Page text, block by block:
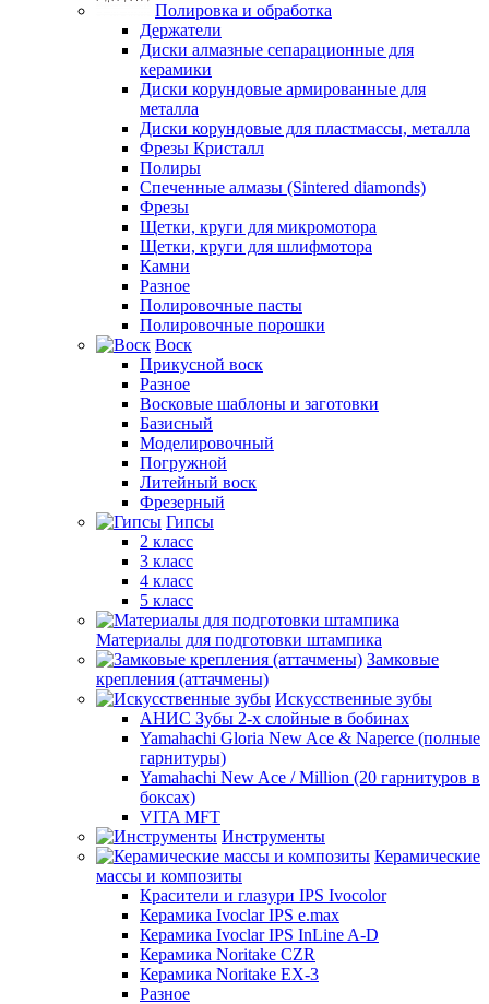
Полировка и обработка
Держатели
Диски алмазные сепарационные для
керамики
Диски корундовые армированные для
металла
Диски корундовые для пластмассы, металла
Фрезы Кристалл
Полиры
Спеченные алмазы (Sintered diamonds)
Фрезы
Щетки, круги для микромотора
Щетки, круги для шлифмотора
Камни
Разное
Полировочные пасты
Полировочные порошки
Воск
Прикусной воск
Разное
Восковые шаблоны и заготовки
Базисный
Моделировочный
Погружной
Литейный воск
Фрезерный
Гипсы
2 класс
3 класс
4 класс
5 класс
Материалы для подготовки штампика
Замковые
крепления (аттачмены)
Искусственные зубы
АНИС Зубы 2-х слойные в бобинах
Yamahachi Gloria New Ace & Naperce (полные
гарнитуры)
Yamahachi New Ace / Million (20 гарнитуров в
боксах)
VITA MFT
Инструменты
Керамические
массы и композиты
Красители и глазури IPS Ivocolor
Керамика Ivoclar IPS e.max
Керамика Ivoclar IPS InLine A-D
Керамика Noritake CZR
Керамика Noritake EX-3
Разное